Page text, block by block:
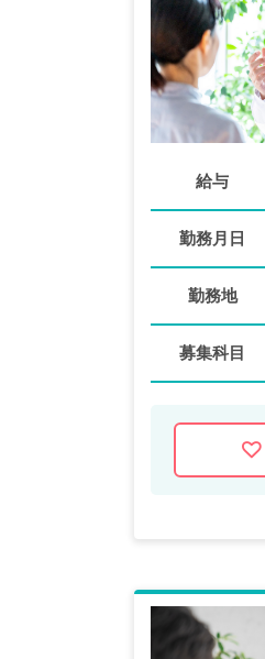
給与
勤務月日
勤務地
募集科目